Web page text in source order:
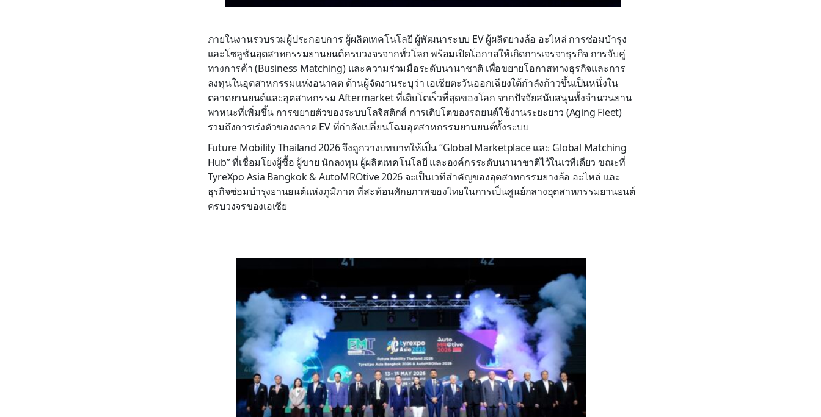
ภายในงานรวบรวมผู้ประกอบการ ผู้ผลิตเทคโนโลยี ผู้พัฒนาระบบ EV ผู้ผลิตยางล้อ อะไหล่ การซ่อมบำรุง
และโซลูชันอุตสาหกรรมยานยนต์ครบวงจรจากทั่วโลก พร้อมเปิดโอกาสให้เกิดการเจรจาธุรกิจ การจับคู่
ทางการค้า (Business Matching) และความร่วมมือระดับนานาชาติ เพื่อขยายโอกาสทางธุรกิจและการ
ลงทุนในอุตสาหกรรมแห่งอนาคต ด้านผู้จัดงานระบุว่า เอเชียตะวันออกเฉียงใต้กำลังก้าวขึ้นเป็นหนึ่งใน
ตลาดยานยนต์และอุตสาหกรรม Aftermarket ที่เติบโตเร็วที่สุดของโลก จากปัจจัยสนับสนุนทั้งจำนวนยาน
พาหนะที่เพิ่มขึ้น การขยายตัวของระบบโลจิสติกส์ การเติบโตของรถยนต์ใช้งานระยะยาว (Aging Fleet)
รวมถึงการเร่งตัวของตลาด EV ที่กำลังเปลี่ยนโฉมอุตสาหกรรมยานยนต์ทั้งระบบ
Future Mobility Thailand 2026 จึงถูกวางบทบาทให้เป็น “Global Marketplace และ Global Matching
Hub” ที่เชื่อมโยงผู้ซื้อ ผู้ขาย นักลงทุน ผู้ผลิตเทคโนโลยี และองค์กรระดับนานาชาติไว้ในเวทีเดียว ขณะที่
TyreXpo Asia Bangkok & AutoMROtive 2026 จะเป็นเวทีสำคัญของอุตสาหกรรมยางล้อ อะไหล่ และ
ธุรกิจซ่อมบำรุงยานยนต์แห่งภูมิภาค ที่สะท้อนศักยภาพของไทยในการเป็นศูนย์กลางอุตสาหกรรมยานยนต์
ครบวงจรของเอเชีย